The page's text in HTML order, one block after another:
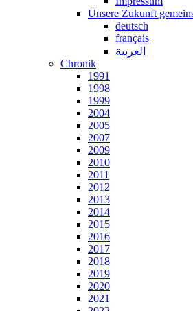
Unsere Zukunft
deutsch
français
العربية
Chronik
1991
1998
1999
2004
2005
2007
2009
2010
2011
2012
2013
2014
2015
2016
2017
2018
2019
2020
2021